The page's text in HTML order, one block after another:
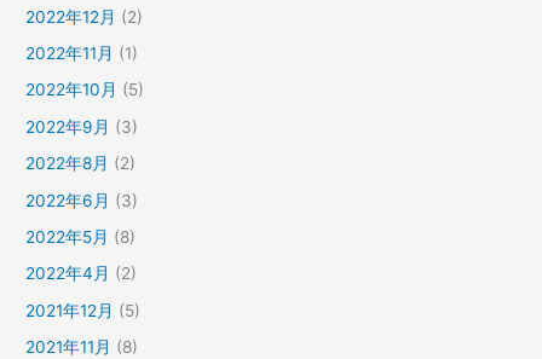
2022年12月 (2)
2022年11月 (1)
2022年10月 (5)
2022年9月 (3)
2022年8月 (2)
2022年6月 (3)
2022年5月 (8)
2022年4月 (2)
2021年12月 (5)
2021年11月 (8)